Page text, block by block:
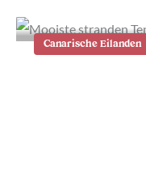
Canarische Eilanden